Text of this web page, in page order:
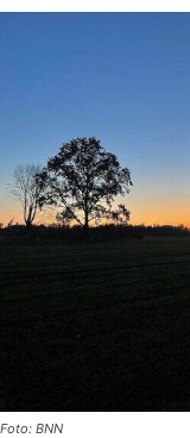
Foto: BNN